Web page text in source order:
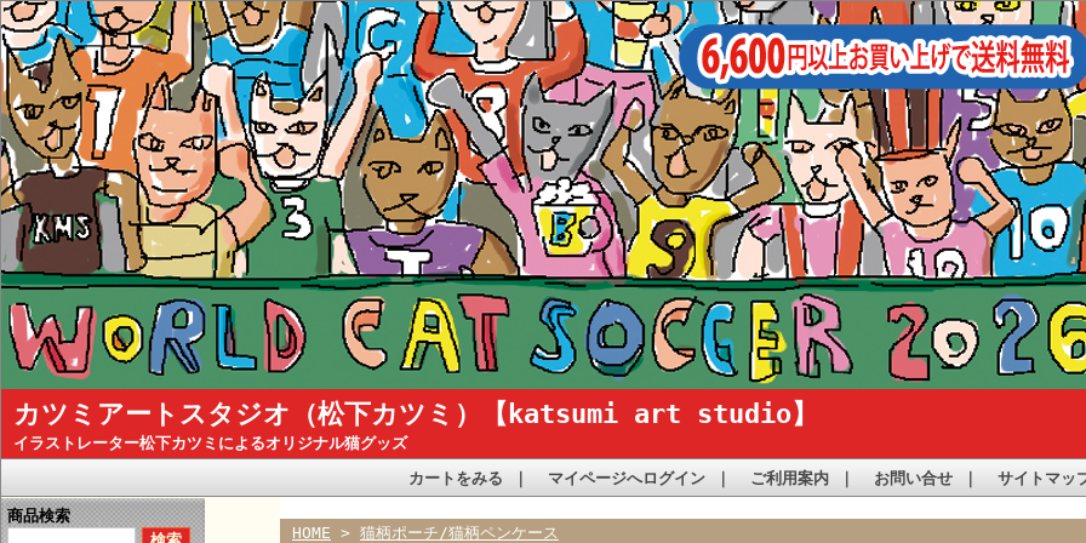
カツミアートスタジオ（松下カツミ）【katsumi art studio】
イラストレーター松下カツミによるオリジナル猫グッズ
カートをみる
マイページへログイン ご利用案内 お問い合せ サイトマッ
商品検索
HOME > 猫柄ポーチ/猫柄ペンケース